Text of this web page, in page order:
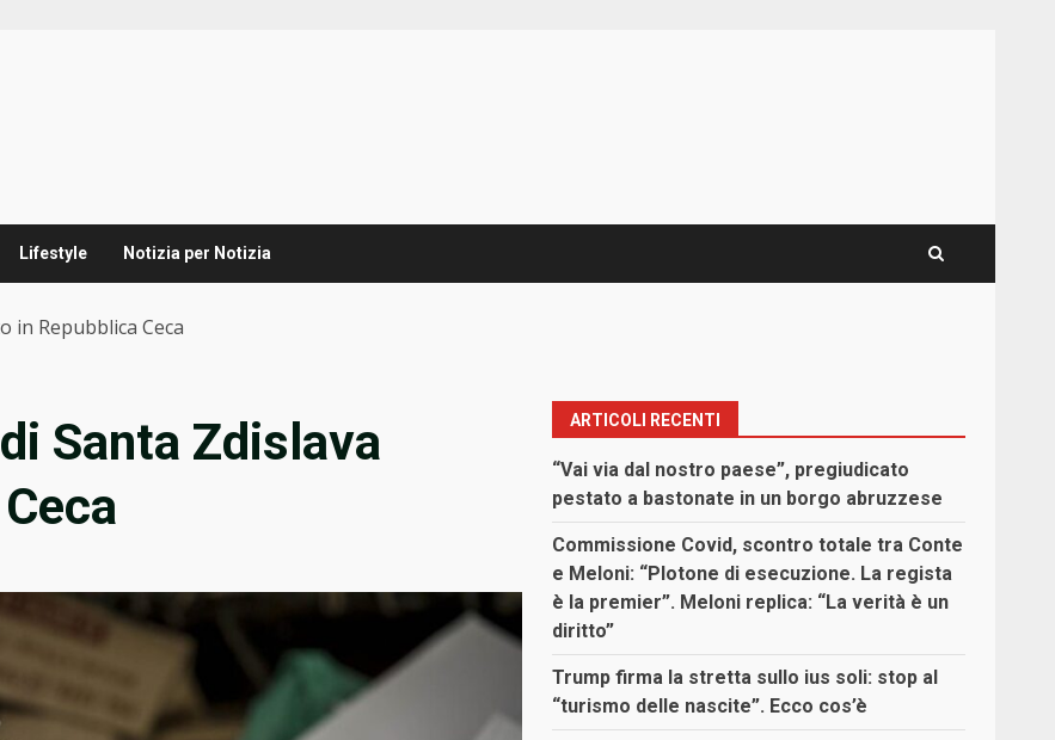
Lifestyle Notizia per Notizia
in Repubblica Ceca
Santa Zdislava
ARTICOLI RECENTI
“Vai via dal nostro paese”, pregiudicato
pestato a bastonate in un borgo abruzzese
Commissione Covid, scontro totale tra Conte
e Meloni: “Plotone di esecuzione. La regista
è la premier”. Meloni replica: “La verità è un
diritto”
Trump firma la stretta sullo ius soli: stop al
“turismo delle nascite”. Ecco cos’è